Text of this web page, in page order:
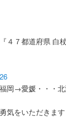
４７都道府県
→愛媛・・・北
気をいただきます